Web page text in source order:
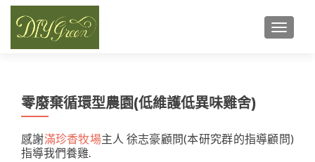
零廢棄循環型農園(低維護低異味雞舍)
感謝滿珍香牧場主人 徐志豪顧問(本研究群的指導顧問)
指導我們養雞.